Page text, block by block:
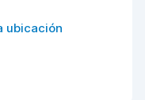
ubicación